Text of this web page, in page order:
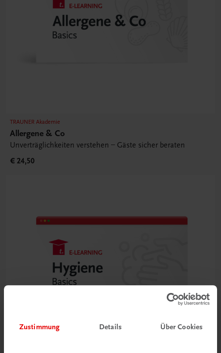
Zustimmung Details Über Cookies
TRAUNER Akademie
Allergene & Co
Unverträglichkeiten verstehen – Gäste sicher beraten
€ 24,50